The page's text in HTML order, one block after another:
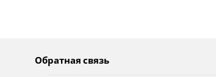
Обратная связь